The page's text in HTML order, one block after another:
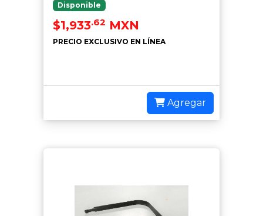
Disponible
$1,933.62 MXN
PRECIO EXCLUSIVO EN LÍNEA
Agregar